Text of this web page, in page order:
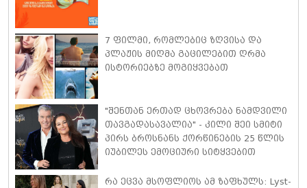
7 ფილმი, რომლებიც ზღვისა და
პლაჟის მიღმა გაცილებით ღრმა
ისტორიებზე მოგიყვებათ
"შენთან ერთად ცხოვრება ნამდვილი
თავგადასავალია" - კილი შეი სმიტი
პირს ბროსნანს ქორწინების 25 წლის
იუბილეს ემოციური სიტყვებით
რა ეცვა მსოფლიოს ამ ზაფხულს: Lyst-